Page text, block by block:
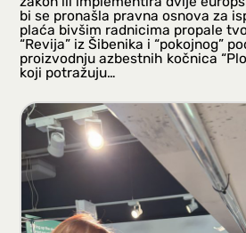
bi se pronašla pravna osnova za
plaća bivšim radnicima propale
“Revija” iz Šibenika i “pokojnog”
proizvodnju azbestnih kočnica
koji potražuju…